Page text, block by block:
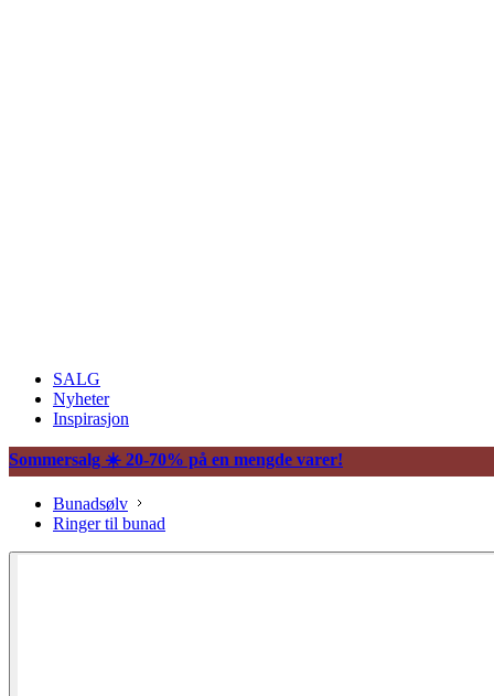
SALG
Nyheter
Inspirasjon
Sommersalg ☀️ 20-70% på en mengde varer!
Bunadsølv
Ringer til bunad